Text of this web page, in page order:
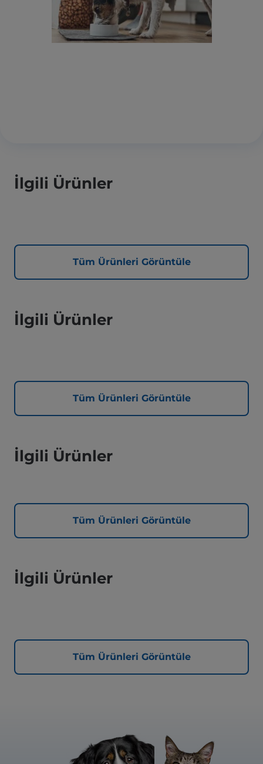
İlgili Ürünler
Tüm Ürünleri Görüntüle
İlgili Ürünler
Tüm Ürünleri Görüntüle
İlgili Ürünler
Tüm Ürünleri Görüntüle
İlgili Ürünler
Tüm Ürünleri Görüntüle